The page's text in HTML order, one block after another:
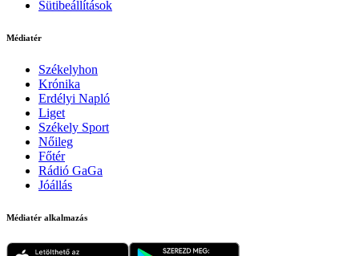
Sütibeállítások
Médiatér
Székelyhon
Krónika
Erdélyi Napló
Liget
Székely Sport
Nőileg
Főtér
Rádió GaGa
Jóállás
Médiatér alkalmazás